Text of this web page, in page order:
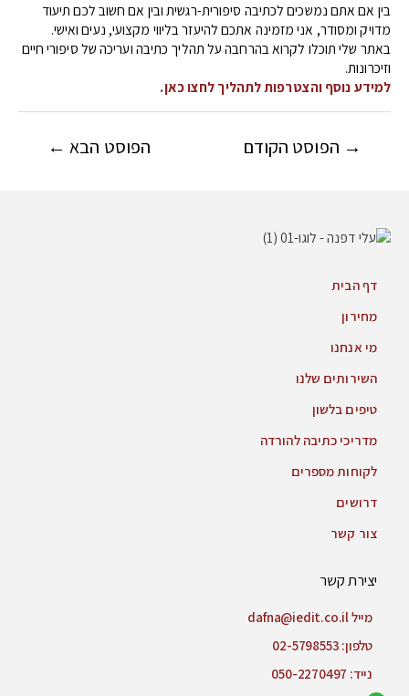
בין אם אתם נמשכים לכתיבה סיפורית-רגשית ובין אם חשוב לכם תיעוד
מדויק ומסודר, אני מזמינה אתכם להיעזר בליווי מקצועי, נעים ואישי.
באתר שלי תוכלו לקרוא בהרחבה על תהליך כתיבה ועריכה של סיפורי חיים
וזיכרונות.
למידע נוסף והצטרפות לתהליך לחצו כאן.
→ הפוסט הקודם הפוסט הבא ←
דף הבית
מחירון
מי אנחנו
השירותים שלנו
טיפים בלשון
מדריכי כתיבה להורדה
לקוחות מספרים
דרושים
צור קשר
יצירת קשר
מייל dafna@iedit.co.il
טלפון: 02-5798553
נייד: 050-2270497